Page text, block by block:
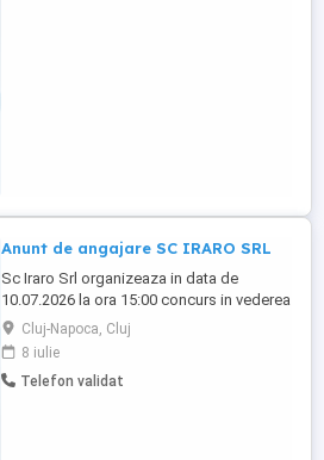
Anunt de angajare SC IRARO SRL
Sc Iraro Srl organizeaza in data de
10.07.2026 la ora 15:00 concurs in vederea
ocuparii unui post vacant de bucatar, cod
COR 512001 si a 4 posturi de curier, cod
COR 962101. Informatii la telefon
Cluj-Napoca, Cluj
8 iulie
Telefon validat